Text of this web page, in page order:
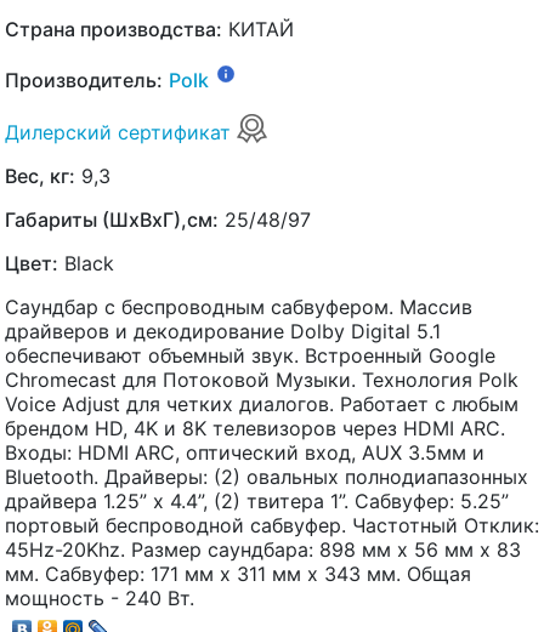
Страна производства: КИТАЙ
Производитель: Polk
Дилерский сертификат
Вес, кг: 9,3
Габариты (ШхВхГ),см: 25/48/97
Цвет: Black
Саундбар с беспроводным сабвуфером. Массив
драйверов и декодирование Dolby Digital 5.1
обеспечивают объемный звук. Встроенный Google
Chromecast для Потоковой Музыки. Технология Polk
Voice Adjust для четких диалогов. Работает с любым
брендом HD, 4K и 8K телевизоров через HDMI ARC.
Входы: HDMI ARC, оптический вход, AUX 3.5мм и
Bluetooth. Драйверы: (2) овальных полнодиапазонных
драйвера 1.25” x 4.4”, (2) твитера 1”. Сабвуфер: 5.25”
портовый беспроводной сабвуфер. Частотный Отклик:
45Hz-20Khz. Размер саундбара: 898 мм x 56 мм x 83
мм. Сабвуфер: 171 мм x 311 мм x 343 мм. Общая
мощность - 240 Вт.